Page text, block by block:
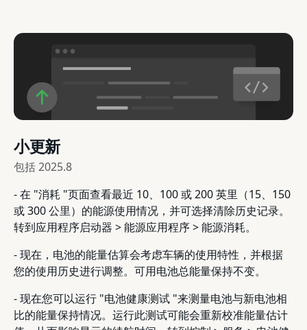
小更新
包括2025.8
- 在 "消耗 "页面查看最近 10、100 或 200 英里（15、150
或 300 公里）的能源使用情况，并可选择清除历史记录。
转到应用程序启动器 > 能源应用程序 > 能源消耗。
- 现在，电池的能量估算会考虑车辆的使用特性，并根据
您的使用历史进行调整。可用电池总能量保持不变。
- 现在您可以运行 "电池健康测试 "来测量电池与新电池相
比的能量保持情况。运行此测试可能会重新校准能量估计